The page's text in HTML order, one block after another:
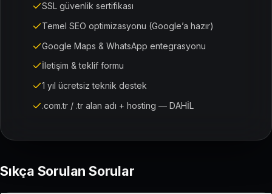
SSL güvenlik sertifikası
Temel SEO optimizasyonu (Google’a hazır)
Google Maps & WhatsApp entegrasyonu
İletişim & teklif formu
1 yıl ücretsiz teknik destek
.com.tr / .tr alan adı + hosting — DAHİL
Sıkça Sorulan Sorular